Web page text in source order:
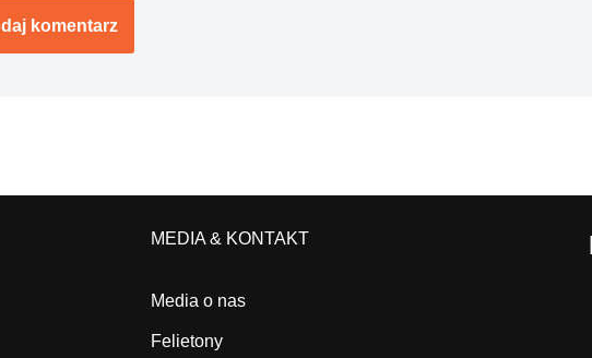
MEDIA & KONTAKT
Media o nas
Felietony